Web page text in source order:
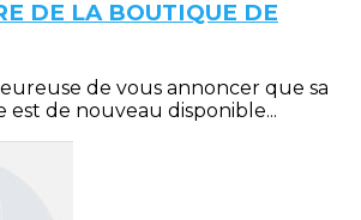
DE LA BOUTIQUE DE
de vous annoncer que sa
de nouveau disponible...